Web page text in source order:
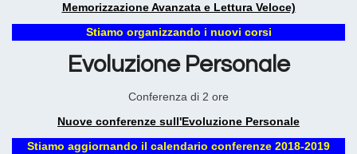
Memorizzazione Avanzata e Lettura Veloce)
Stiamo organizzando i nuovi corsi
Evoluzione Personale
Conferenza di 2 ore
Nuove conferenze sull'Evoluzione Personale
Stiamo aggiornando il calendario conferenze 2018-2019